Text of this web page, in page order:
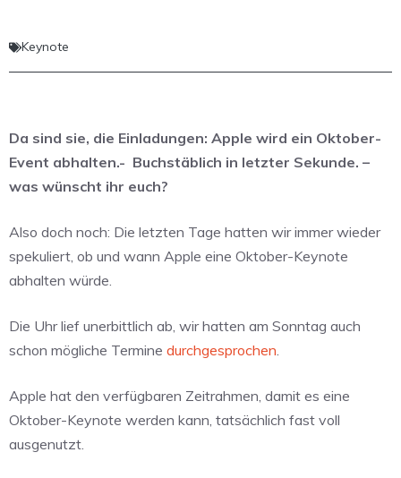
Keynote
Da sind sie, die Einladungen: Apple wird ein Oktober-
Event abhalten.- Buchstäblich in letzter Sekunde. –
was wünscht ihr euch?
Also doch noch: Die letzten Tage hatten wir immer wieder
spekuliert, ob und wann Apple eine Oktober-Keynote
abhalten würde.
Die Uhr lief unerbittlich ab, wir hatten am Sonntag auch
schon mögliche Termine durchgesprochen.
Apple hat den verfügbaren Zeitrahmen, damit es eine
Oktober-Keynote werden kann, tatsächlich fast voll
ausgenutzt.